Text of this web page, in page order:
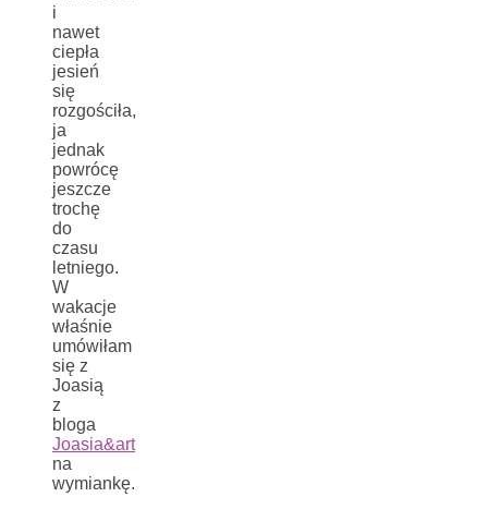
i
nawet
ciepła
jesień
się
rozgościła,
ja
jednak
powrócę
jeszcze
trochę
do
czasu
letniego.
W
wakacje
właśnie
umówiłam
się z
Joasią
z
bloga
Joasia&art
na
wymiankę.